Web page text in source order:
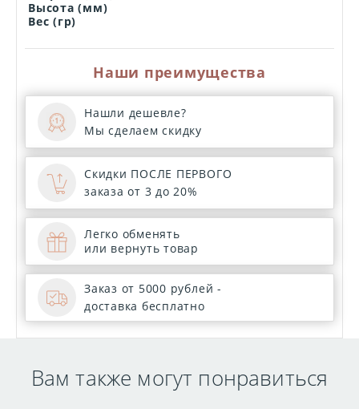
Высота (мм)
Вес (гр)
Наши преимущества
Нашли дешевле?
Мы сделаем скидку
Скидки ПОСЛЕ ПЕРВОГО
заказа от 3 до 20%
Легко обменять
или вернуть товар
Заказ от 5000 рублей -
доставка бесплатно
Вам также могут понравиться